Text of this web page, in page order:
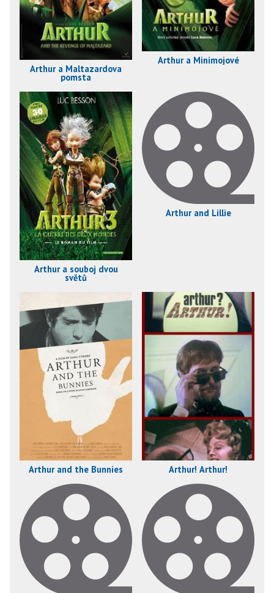
Arthur a Maltazardova
pomsta
Arthur a Minimojové
Arthur a souboj dvou
světů
Arthur and Lillie
Arthur and the Bunnies Arthur! Arthur!